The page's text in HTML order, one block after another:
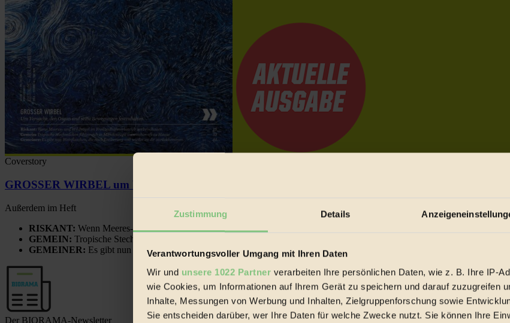
Zustimmung Details
Verantwortungsvoller Umgang mit Ihren Daten
Wir und unsere 1022 Partner verarbeiten Ihre persönlichen Daten, wie z. B. Ihre IP-
wie Cookies, um Informationen auf Ihrem Gerät zu speichern und darauf zuzugreifen
Inhalte, Messungen von Werbung und Inhalten, Zielgruppenforschung sowie
Sie entscheiden darüber, wer Ihre Daten für welche Zwecke nutzt. Sie können Ihre
Coverstory
GROSSER WIRBEL um Versuche, den Ozean und seine Bewegungen festzuhalten.
Außerdem im Heft
RISKANT: Wenn Meeres- und Wildvögel im Freilandhühnerbetrieb vorbeischauen.
GEMEIN: Tropische Stechmücken fühlen sich in Mitteleuropa inziwschen oft zu Hause.
GEMEINER: Es gibt nun Weinflaschen, die nach Entleerung voll wieder zu dir zurückkommen.
Der BIORAMA-Newsletter